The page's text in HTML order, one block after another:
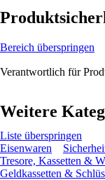
Bereich überspringen
Verantwortlich für
Weitere
Liste überspringen
Eisenwaren
Tresore, Kassetten &
Geldkassetten &